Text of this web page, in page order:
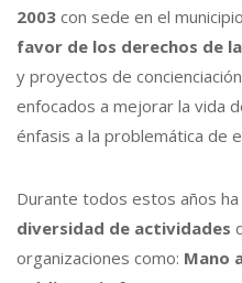
2003 con sede en el
favor de los derechos de
y proyectos de
enfocados a mejorar la vida
énfasis a la problemática de
Durante todos estos años ha
diversidad de actividades
organizaciones como: Mano